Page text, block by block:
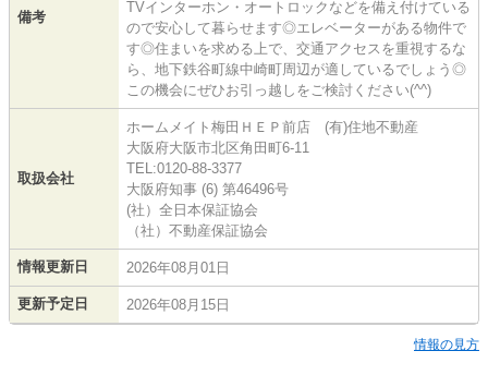
備考
TVインターホン・オートロックなどを備え付けている
ので安心して暮らせます◎エレベーターがある物件で
す◎住まいを求める上で、交通アクセスを重視するな
ら、地下鉄谷町線中崎町周辺が適しているでしょう◎
この機会にぜひお引っ越しをご検討ください(^^)
取扱会社
ホームメイト梅田ＨＥＰ前店 (有)住地不動産
大阪府大阪市北区角田町6-11
TEL:0120-88-3377
大阪府知事 (6) 第46496号
(社）全日本保証協会
（社）不動産保証協会
情報更新日 2026年08月01日
更新予定日 2026年08月15日
情報の見方